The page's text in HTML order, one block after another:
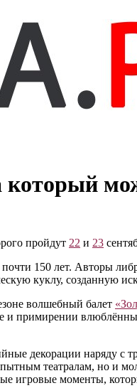
пройдут 22 и 23
150 лет. Авторы
куклу, созданную
волшебный балет
декорации наряду с
театралам, но и
игровые моменты,